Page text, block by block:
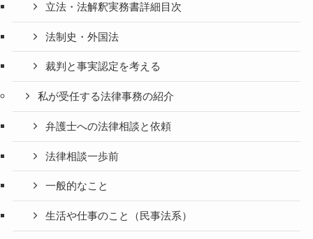
立法・法解釈実務書詳細目次
法制史・外国法
裁判と事実認定を考える
私が受任する法律事務の紹介
弁護士への法律相談と依頼
法律相談一歩前
一般的なこと
生活や仕事のこと（民事法系）